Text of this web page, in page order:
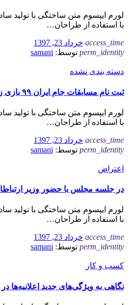
لورم ایپسوم متن ساختگی با تولید
با استفاده از طراحان…
access_time خرداد 23, 1397
perm_identity توسط: samani
دسته بندی نشده
ثبت نام مسابقات جام ایران ۹۹ بازی زولا
لورم ایپسوم متن ساختگی با تولید
با استفاده از طراحان…
access_time خرداد 23, 1397
perm_identity توسط: samani
اعتراض
در جلسه مجلس با حضور وزیر
لورم ایپسوم متن ساختگی با تولید
با استفاده از طراحان…
access_time خرداد 23, 1397
perm_identity توسط: samani
کسب و کار
نگاهی به ویژگی‌های جدید اعلانیه‌ها در